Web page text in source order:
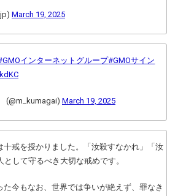
March 19, 2025
インターネットグループ#GMOサイン
(@m_kumagai) March 19, 2025
十戒を授かりました。「汝殺すなかれ」「汝
して守るべき大切な戒めです。
た今もなお、世界では争いが絶えず、罪なき